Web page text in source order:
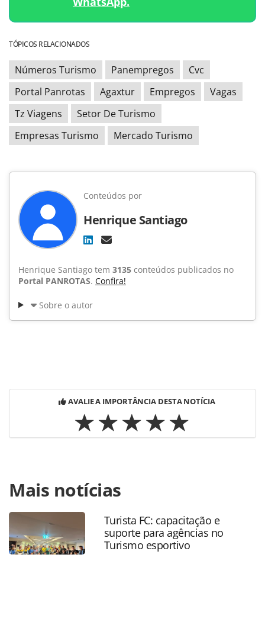
TÓPICOS RELACIONADOS
Números Turismo Panempregos
Cvc
Portal Panrotas
Agaxtur Empregos
Vagas
Tz Viagens
Setor De Turismo
Empresas Turismo
Mercado Turismo
Conteúdos por
Henrique Santiago
Henrique Santiago tem 3135 conteúdos publicados no
Portal PANROTAS. Confira!
Sobre o autor
AVALIE A IMPORTÂNCIA DESTA NOTÍCIA
https://www.panrotas.com.br/noticia-
turismo/empregos/2015/12/agaxtur-cvc-tz-viagens-e-mais-
contratam-confira_121394.html ou as ferramentas
oferecidas na página. Todo o conteúdo produzido pela
PANROTAS Editora é protegido pela legislação brasileira
sobre direito autoral. Não reproduza o conteúdo sem
Mais notícias
Turista FC: capacitação e
suporte para agências no
Turismo esportivo